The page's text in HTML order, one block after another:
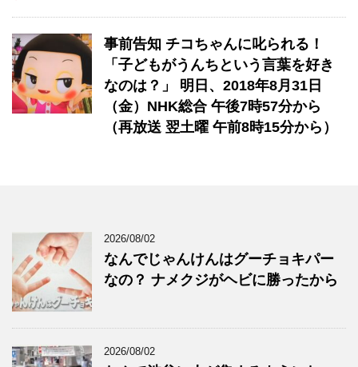
事前告知 チコちゃんに叱られる！
「子どもがうんちという言葉を好き
なのは？」 ​明日、2018年8月31日
（金）NHK総合 午後7時57分から
（再放送 翌土曜 午前8時15分から）
2026/08/02
なんでじゃんけんはグーチョキパー
なの？ ナメクジがヘビに勝ったから
2026/08/02